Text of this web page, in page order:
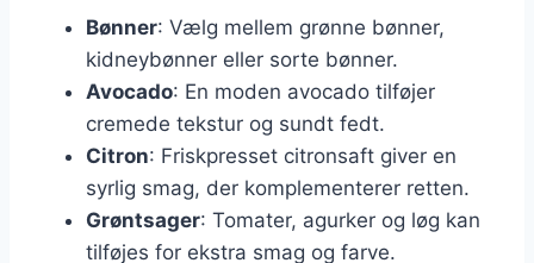
Bønner: Vælg mellem grønne bønner,
kidneybønner eller sorte bønner.
Avocado: En moden avocado tilføjer
cremede tekstur og sundt fedt.
Citron: Friskpresset citronsaft giver en
syrlig smag, der komplementerer retten.
Grøntsager: Tomater, agurker og løg kan
tilføjes for ekstra smag og farve.